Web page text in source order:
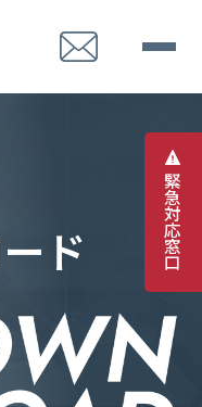
緊
急
対
応
窓
口
ー ド